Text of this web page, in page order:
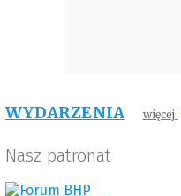
WYDARZENIA więcej
Nasz patronat